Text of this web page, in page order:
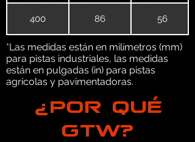
400 86 56
*Las medidas están en milímetros (mm)
para pistas industriales, las medidas
están en pulgadas (in) para pistas
agrícolas y pavimentadoras.
¿POR QUÉ
GTW?